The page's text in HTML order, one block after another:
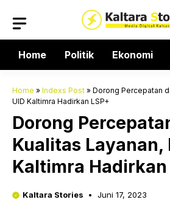
isi
Home
Politik Ekonomi
Home » Indexs Post » Dorong Percepatan
UID Kaltimra Hadirkan LSP+
Dorong
Kualitas Layanan,
Kaltimra Hadirkan
Kaltara Stories Juni 17, 2023